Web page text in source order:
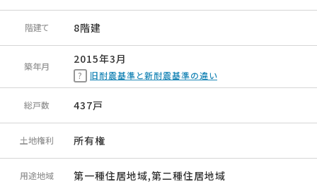
階建て 8階建
築年月
2015年3月
旧耐震基準と新耐震基準の違い
総戸数 437戸
土地権利 所有権
用途地域 第一種住居地域,第二種住居地域